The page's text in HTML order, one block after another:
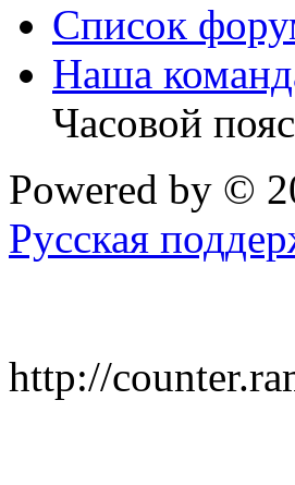
Список
Наша
Часовой
Powered by ©
Русская
http://